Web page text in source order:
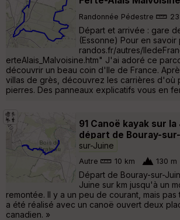
Randonnée Pédestre
Départ et arrivée : gare
(Essonne) Pour en
randos.fr/autres/
erteAlais_Malvoisine.htm" J'ai adoré ce
découvrir un beau coin d'Ile de France.
villas de grès, découvrez les carrières d'où
pierres. Des panneaux explicatifs vous en
91 Canoë kayak sur
départ de Bouray-
sur-Juine
Autre 10 km 130 m
Départ de Bouray-sur-
Juine sur km jusqu'à un
remontée. Il y a un peu de courant, mais
a été réalisé avec un canoë ouvert deux
canadien. »